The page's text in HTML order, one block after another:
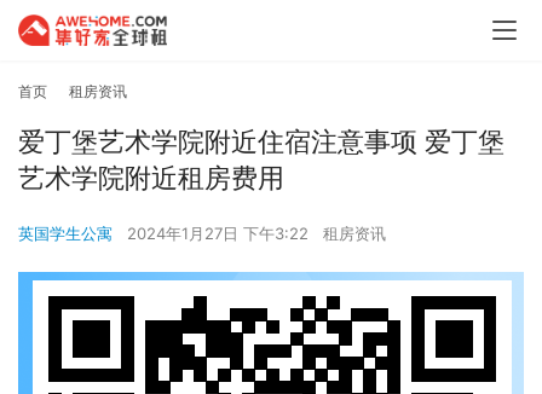
首页 租房资讯
爱丁堡艺术学院附近住宿注意事项 爱丁堡
艺术学院附近租房费用
英国学生公寓 2024年1月27日 下午3:22 租房资讯